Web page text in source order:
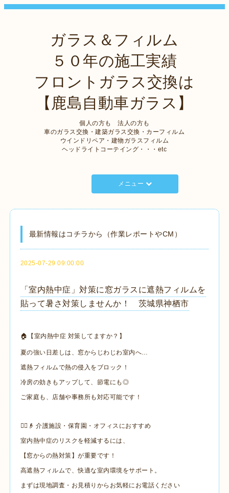
ガラス＆フィルム
５０年の施工実績
フロントガラス交換は
【鹿島自動車ガラス】
個人の方も 法人の方も
車のガラス交換・建築ガラス交換・カーフィルム
ウインドリペア・建物ガラスフィルム
ヘッドライトコーテイング・・・etc
メニュー
最新情報はコチラから（作業レポートやCM）
2025-07-29 09:00:00
「室内熱中症」対策に窓ガラスに遮熱フィルムを
貼って暑さ対策しませんか！ 茨城県神栖市
🏠【室内熱中症 対策してますか？】
夏の強い日差しは、窓からじわじわ室内へ…
遮熱フィルムで熱の侵入をブロック！
冷房の効きもアップして、節電にも◎
ご家庭も、店舗や事務所も対応可能です！
👩‍⚕️👴 介護施設・保育園・オフィスにおすすめ
室内熱中症のリスクを軽減するには、
【窓からの熱対策】が重要です！
高遮熱フィルムで、快適な室内環境をサポート。
まずは現地調査・お見積りからお気軽にお電話ください